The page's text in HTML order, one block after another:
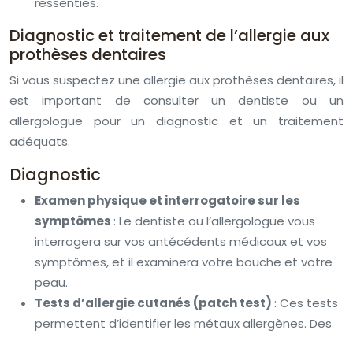
Diagnostic et traitement de l’allergie aux
prothèses dentaires
Si vous suspectez une allergie aux prothèses dentaires, il
est important de consulter un dentiste ou un
allergologue pour un diagnostic et un traitement
adéquats.
Diagnostic
Examen physique et interrogatoire sur les
symptômes : Le dentiste ou l’allergologue vous
interrogera sur vos antécédents médicaux et vos
symptômes, et il examinera votre bouche et votre
peau.
Tests d’allergie cutanés (patch test) : Ces tests
permettent d’identifier les métaux allergènes. Des